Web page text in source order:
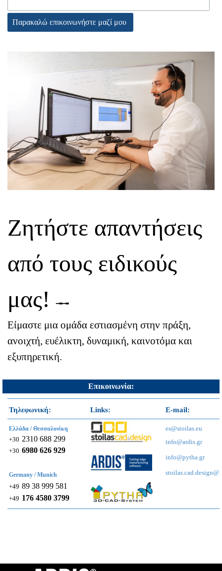
Ζητήστε απαντήσεις
από τους ειδικούς
μας!╼╼
Είμαστε μια ομάδα εστιασμένη στην πράξη,
ανοιχτή, ευέλικτη, δυναμική, καινοτόμα και
εξυπηρετική.
Επικοινωνία:
Τηλεφωνική: Links: E-mail:
Ελλάδα /Θεσσαλονίκη
+30 2310 688 299
+30 6980 626 929
Germany /Munich
+49 89 38 999 581
+49 176 4580 3799
es@stoilas.eu
info@ardis.gr
info@pytha.gr